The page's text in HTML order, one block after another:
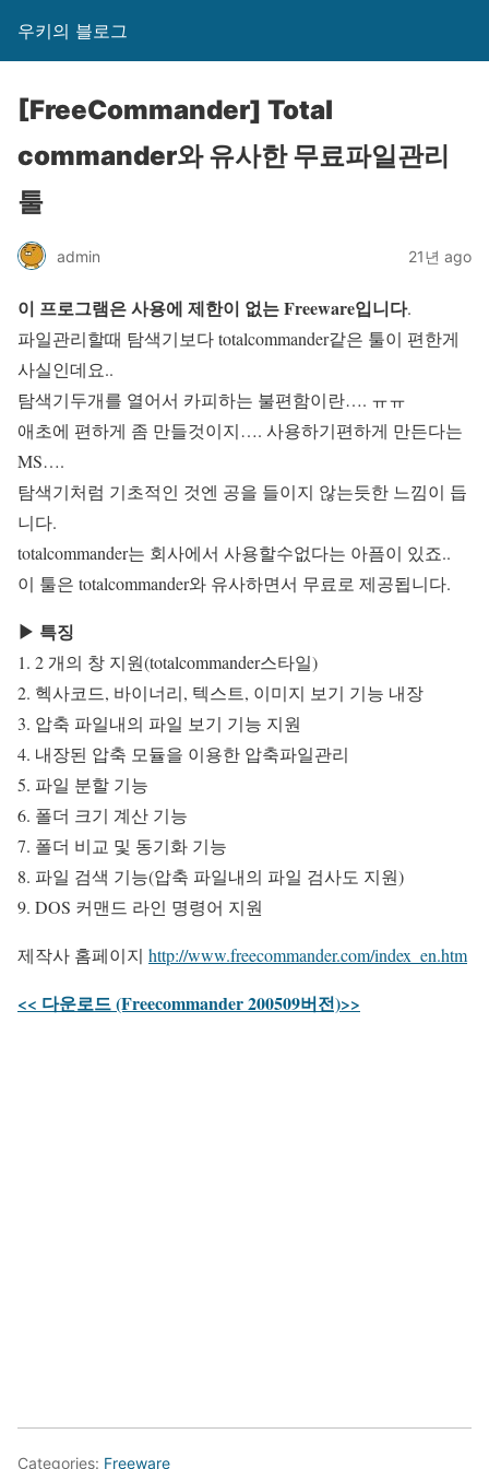
우키의 블로그
[FreeCommander] Total
commander와 유사한 무료파일관리
툴
admin 21년 ago
이 프로그램은 사용에 제한이 없는 Freeware입니다.
파일관리할때 탐색기보다 totalcommander같은 툴이 편한게
사실인데요..
탐색기두개를 열어서 카피하는 불편함이란…. ㅠㅠ
애초에 편하게 좀 만들것이지…. 사용하기편하게 만든다는
MS….
탐색기처럼 기초적인 것엔 공을 들이지 않는듯한 느낌이 듭
니다.
totalcommander는 회사에서 사용할수없다는 아픔이 있죠..
이 툴은 totalcommander와 유사하면서 무료로 제공됩니다.
▶ 특징
1. 2 개의 창 지원(totalcommander스타일)
2. 헥사코드, 바이너리, 텍스트, 이미지 보기 기능 내장
3. 압축 파일내의 파일 보기 기능 지원
4. 내장된 압축 모듈을 이용한 압축파일관리
5. 파일 분할 기능
6. 폴더 크기 계산 기능
7. 폴더 비교 및 동기화 기능
8. 파일 검색 기능(압축 파일내의 파일 검사도 지원)
9. DOS 커맨드 라인 명령어 지원
제작사 홈페이지 http://www.freecommander.com/index_en.htm
<< 다운로드 (Freecommander 200509버전)>>
Categories: Freeware